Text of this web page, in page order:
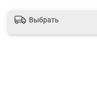
Выбрать